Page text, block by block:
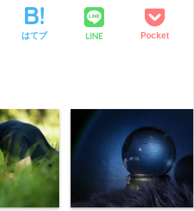
はてブ LINE Pocket